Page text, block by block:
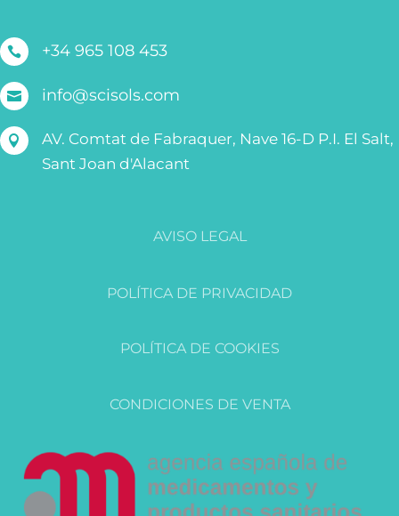
 +34 965 108 453
 info@scisols.com

AV. Comtat de Fabraquer, Nave 16-D P.I. El Salt,
Sant Joan d'Alacant
AVISO LEGAL
POLÍTICA DE PRIVACIDAD
POLÍTICA DE COOKIES
CONDICIONES DE VENTA